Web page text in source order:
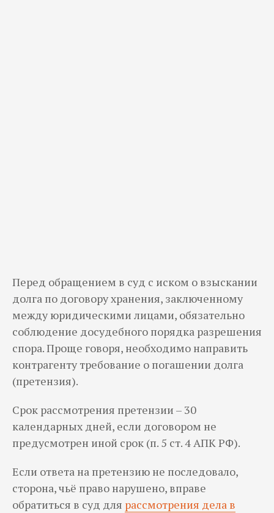
Перед обращением в суд с иском о взыскании
долга по договору хранения, заключенному
между юридическими лицами, обязательно
соблюдение досудебного порядка разрешения
спора. Проще говоря, необходимо направить
контрагенту требование о погашении долга
(претензия).
Срок рассмотрения претензии – 30
календарных дней, если договором не
предусмотрен иной срок (п. 5 ст. 4 АПК РФ).
Если ответа на претензию не последовало,
сторона, чьё право нарушено, вправе
обратиться в суд для рассмотрения дела в